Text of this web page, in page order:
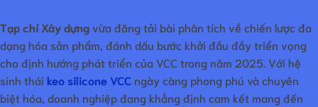
Tạp chí Xây dựngvừa đăng tải bài phân tích về chiến lược đa
dạng hóa sản phẩm, đánh dấu bước khởi đầu đầy triển vọng
cho định hướng phát triển của VCC trong năm 2025. Với hệ
sinh thái keo silicone VCC ngày càng phong phú và chuyên
biệt hóa, doanh nghiệp đang khẳng định cam kết mang đến